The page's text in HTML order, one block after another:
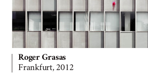
Roger Grasas
Frankfurt, 2012